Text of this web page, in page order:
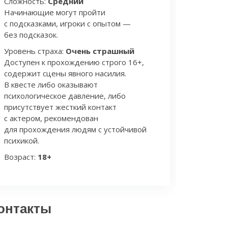
Начинающие могут пройти
с подсказками, игроки с опытом —
без подсказок.
Уровень страха: Очень страшный
Доступен к прохождению строго 16+,
содержит сцены явного насилия.
В квесте либо оказывают
психологическое давление, либо
присутствует жесткий контакт
с актером, рекомендован
для прохождения людям с устойчивой
психикой.
Возраст: 18+